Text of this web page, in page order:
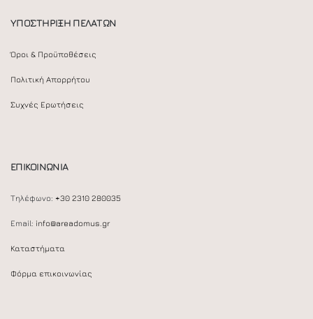
ΥΠΟΣΤΗΡΙΞΗ ΠΕΛΑΤΩΝ
Όροι & Προϋποθέσεις
Πολιτική Απορρήτου
Συχνές Ερωτήσεις
ΕΠΙΚΟΙΝΩΝΙΑ
Τηλέφωνο: +30 2310 280035
Email: info@areadomus.gr
Καταστήματα
Φόρμα επικοινωνίας